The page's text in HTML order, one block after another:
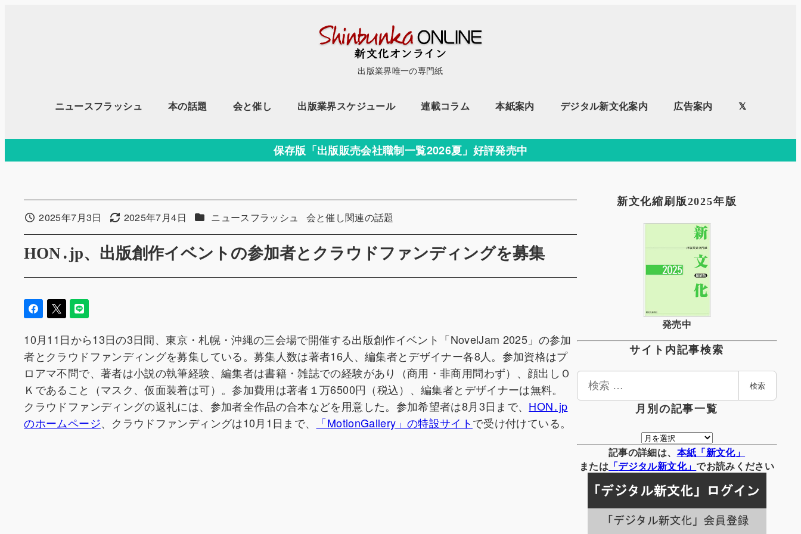
移
出版業界唯一の専門紙
ニュースフラッシュ 本の話題 会と催し 出版業界スケジュール 連載コラム 本紙案内 デジタル新文化案内 広告案内 𝕏
保存版「出版販売会社職制一覧2026夏」好評発売中
HON․jp、出版創作イベントの参加者とクラウドファンディングを募集
投稿日2025年7月3日 更新日2025年7月4日 カテゴリー
ニュースフラッシュ カテゴリー
会と催し関連の話題
10月11日から13日の3日間、東京・札幌・沖縄の三会場で開催する出版創作イベント「NovelJam 2025」の参加
者とクラウドファンディングを募集している。募集人数は著者16人、編集者とデザイナー各8人。参加資格はプ
ロアマ不問で、著者は小説の執筆経験、編集者は書籍・雑誌での経験があり（商用・非商用問わず）、顔出しＯ
Ｋであること（マスク、仮面装着は可）。参加費用は著者１万6500円（税込）、編集者とデザイナーは無料。
クラウドファンディングの返礼には、参加者全作品の合本などを用意した。参加希望者は8月3日まで、 HON․jp
のホームページ、クラウドファンディングは10月1日まで、 「MotionGallery」の特設サイトで受け付けている。
新文化縮刷版2025年版
発売中
サイト内記事検索
検
検索
月別の記事一覧
月
別
の
事
一
覧
記事の詳細は、 本紙「新文化」
または 「デジタル新文化」でお読みください